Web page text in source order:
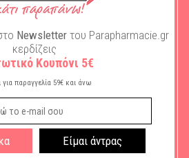
δακτύλιος Gehwol είναι ιδανικός
που ασκείται σε μυρμηγκιές και
από υψηλής ελαστικότητας ύφασμα,
μέρει καλυμμένο από πολυμερή γέλη.
& ύφασμα. Δερματολογικά ελεγμένο
προϊόν.
Newsletter του Parapharmacie.gr
κερδίζεις
Κουπόνι 5€
για παραγγελία 59€ και άνω
Είμαι άντρας